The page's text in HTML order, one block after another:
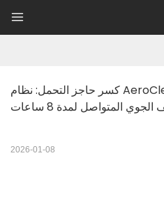
كسر حاجز التحمل: نظام AeroClean T-M400C المربوط
المتواصل لمدة 8 ساعات
2026-01-08